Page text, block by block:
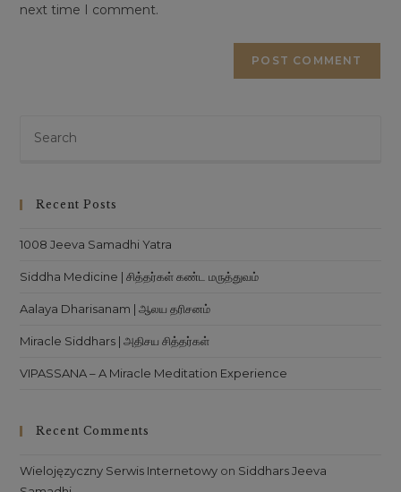
next time I comment.
Recent Posts
1008 Jeeva Samadhi Yatra
Siddha Medicine | சித்தர்கள் கண்ட மருத்துவம்
Aalaya Dharisanam | ஆலய தரிசனம்
Miracle Siddhars | அதிசய சித்தர்கள்
VIPASSANA – A Miracle Meditation Experience
Recent Comments
Wielojęzyczny Serwis Internetowy on Siddhars Jeeva